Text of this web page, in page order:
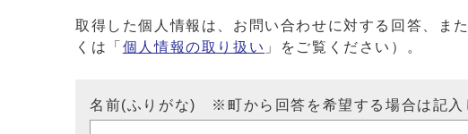
取得した個人情報は、お問い合わせに対する回答、ま
くは「 個人情報の取り扱い 」をご覧ください）。
名前(ふりがな) ※町から回答を希望する場合は記入